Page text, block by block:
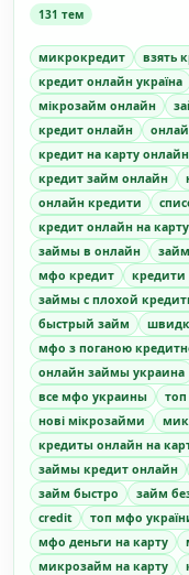
131 тем
микрокредит взять
кредит онлайн україна
мікрозайм онлайн
кредит онлайн
кредит на карту
кредит займ онлайн
онлайн кредити
кредит онлайн на карту
займы в онлайн
мфо кредит
кредити
займы с плохой
быстрый займ
мфо з поганою
онлайн займы украина
все мфо украины
нові мікрозайми
кредиты онлайн на
займы кредит онлайн
займ быстро
займ
credit
топ мфо
мфо деньги на карту
микрозайм на карту